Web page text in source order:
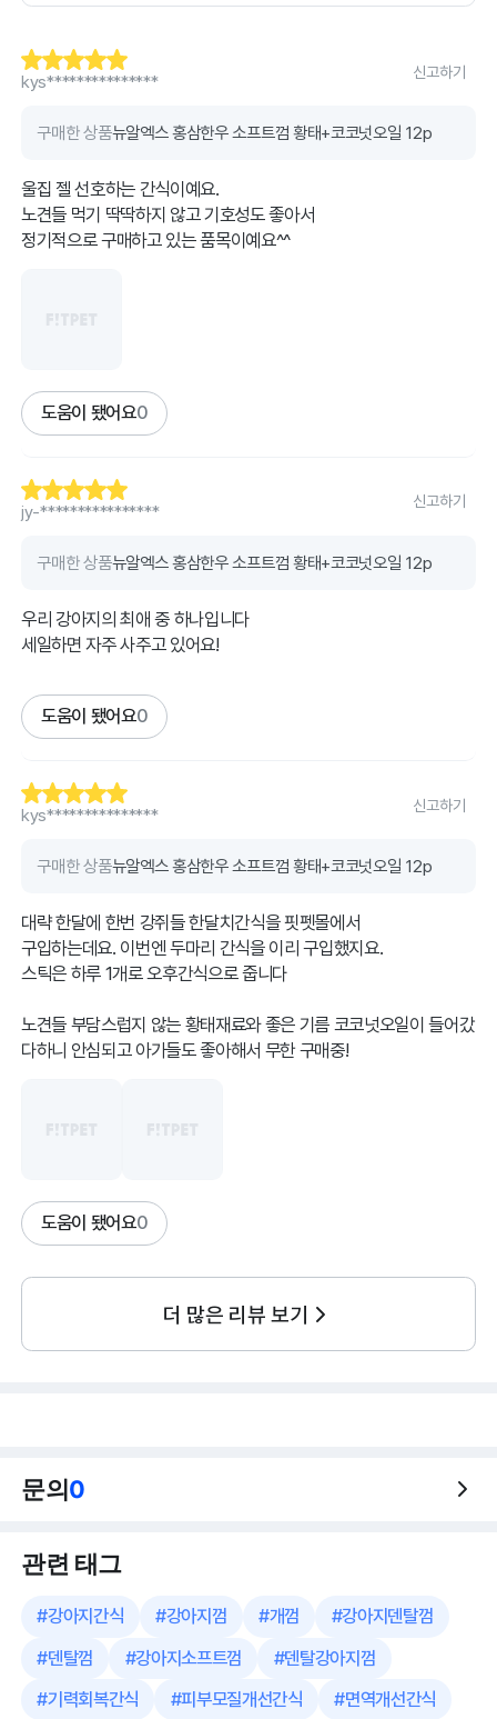
kys***************
신고하기
구매한 상품뉴알엑스 홍삼한우 소프트껌 황태+코코넛오일 12p
울집 젤 선호하는 간식이예요.
노견들 먹기 딱딱하지 않고 기호성도 좋아서
정기적으로 구매하고 있는 품목이예요^^
도움이 됐어요0
jy-****************
신고하기
구매한 상품뉴알엑스 홍삼한우 소프트껌 황태+코코넛오일 12p
우리 강아지의 최애 중 하나입니다
세일하면 자주 사주고 있어요!
도움이 됐어요0
kys***************
신고하기
구매한 상품뉴알엑스 홍삼한우 소프트껌 황태+코코넛오일 12p
대략 한달에 한번 강쥐들 한달치간식을 핏펫몰에서
구입하는데요. 이번엔 두마리 간식을 이리 구입했지요.
스틱은 하루 1개로 오후간식으로 줍니다
노견들 부담스럽지 않는 황태재료와 좋은 기름 코코넛오일이 들어갔
다하니 안심되고 아가들도 좋아해서 무한 구매중!
도움이 됐어요0
더 많은 리뷰 보기
문의0
관련 태그
#강아지간식 #강아지껌 #개껌 #강아지덴탈껌
#덴탈껌 #강아지소프트껌 #덴탈강아지껌
#기력회복간식 #피부모질개선간식 #면역개선간식